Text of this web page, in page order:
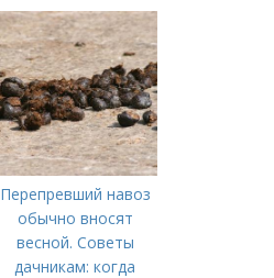
Перепревший навоз
обычно вносят
весной. Советы
дачникам: когда